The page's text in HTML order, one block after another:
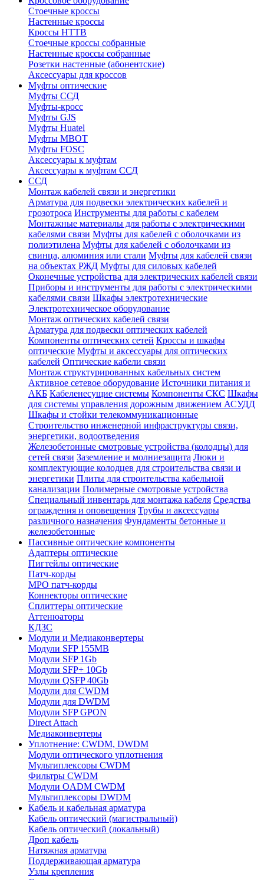
Стоечные кроссы
Настенные кроссы
Кроссы HTTB
Стоечные кроссы собранные
Настенные кроссы собранные
Розетки настенные (абонентские)
Аксессуары для кроссов
Муфты оптические
Муфты ССД
Муфты-кросс
Муфты GJS
Муфты Huatel
Муфты МВОТ
Муфты FOSC
Аксессуары к муфтам
Аксессуары к муфтам ССД
ССД
Монтаж кабелей связи и энергетики
Арматура для подвески электрических кабелей и
грозотроса Инструменты для работы с кабелем
Монтажные материалы для работы с электрическими
кабелями связи Муфты для кабелей с оболочками из
полиэтилена Муфты для кабелей с оболочками из
свинца, алюминия или стали Муфты для кабелей связи
на объектах РЖД Муфты для силовых кабелей
Оконечные устройства для электрических кабелей связи
Приборы и инструменты для работы с электрическими
кабелями связи Шкафы электротехнические
Электротехническое оборудование
Монтаж оптических кабелей связи
Арматура для подвески оптических кабелей
Компоненты оптических сетей Кроссы и шкафы
оптические Муфты и аксессуары для оптических
кабелей Оптические кабели связи
Монтаж структурированных кабельных систем
Активное сетевое оборудование Источники питания и
АКБ Кабеленесущие системы Компоненты СКС Шкафы
для системы управления дорожным движением АСУДД
Шкафы и стойки телекоммуникационные
Строительство инженерной инфраструктуры связи,
энергетики, водоотведения
Железобетонные смотровые устройства (колодцы) для
сетей связи Заземление и молниезащита Люки и
комплектующие колодцев для строительства связи и
энергетики Плиты для строительства кабельной
канализации Полимерные смотровые устройства
Специальный инвентарь для монтажа кабеля Средства
ограждения и оповещения Трубы и аксессуары
различного назначения Фундаменты бетонные и
железобетонные
Пассивные оптические компоненты
Адаптеры оптические
Пигтейлы оптические
Патч-корды
MPO патч-корды
Коннекторы оптические
Сплиттеры оптические
Аттенюаторы
КДЗС
Модули и Медиаконвертеры
Модули SFP 155MB
Модули SFP 1Gb
Модули SFP+ 10Gb
Модули QSFP 40Gb
Модули для CWDM
Модули для DWDM
Модули SFP GPON
Direct Attach
Медиаконвертеры
Уплотнение: CWDM, DWDM
Модули оптического уплотнения
Мультиплексоры CWDM
Фильтры CWDM
Модули OADM CWDM
Мультиплексоры DWDM
Кабель и кабельная арматура
Кабель оптический (магистральный)
Кабель оптический (локальный)
Дроп кабель
Натяжная арматура
Поддерживающая арматура
Узлы крепления